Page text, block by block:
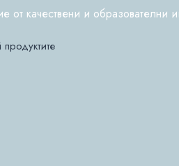
от качествени и образователни